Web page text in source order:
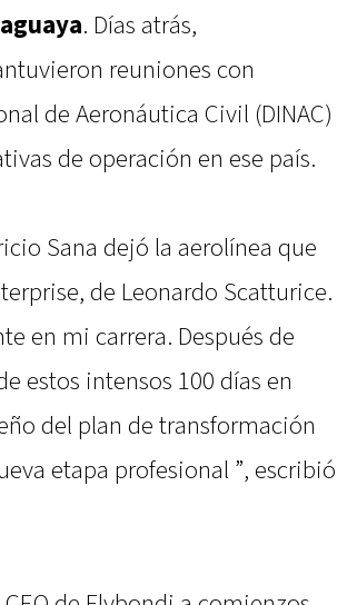
. Días atrás,
reuniones con
de Aeronáutica Civil (DINAC)
de operación en ese país.
Sana dejó la aerolínea que
de Leonardo Scatturice.
en mi carrera. Después de
estos intensos 100 días en
del plan de transformación
etapa profesional ”, escribió